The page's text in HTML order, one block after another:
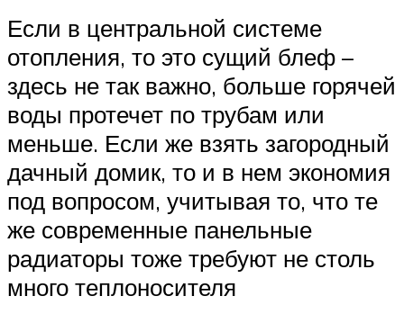
Если в центральной системе
отопления, то это сущий блеф –
здесь не так важно, больше горячей
воды протечет по трубам или
меньше. Если же взять загородный
дачный домик, то и в нем экономия
под вопросом, учитывая то, что те
же современные панельные
радиаторы тоже требуют не столь
много теплоносителя